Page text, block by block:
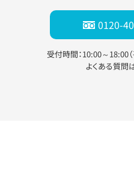
0120-
受付時間：10:00～18:00
よくある質問